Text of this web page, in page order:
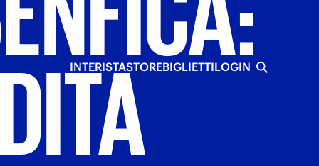
INTERISTASTOREBIGLIETTILOGIN